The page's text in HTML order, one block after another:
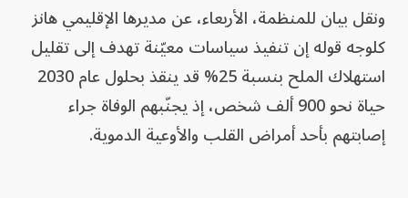
ونقل بيان للمنظمة، الأربعاء، عن مديرها الإقليمي هانز
كلوجه قوله إن تنفيذ سياسات معيّنة تهدف إلى تقليل
استهلاك الملح بنسبة 25% قد ينقذ بحلول عام 2030
حياة نحو 900 ألف شخص، إذ يجنّبهم الوفاة جراء
إصابتهم بأحد أمراض القلب والأوعية الدموية.